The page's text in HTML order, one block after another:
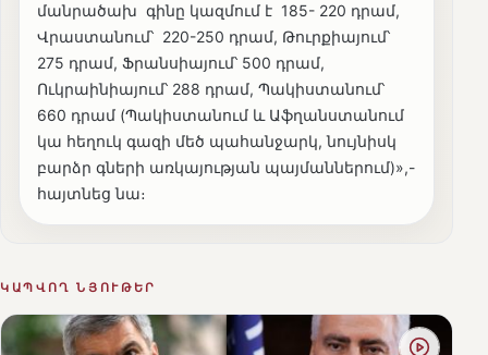
մանրածախ գինը կազմում է 185- 220 դրամ,
Վրաստանում՝ 220-250 դրամ, Թուրքիայում՝
275 դրամ, Ֆրանսիայում՝ 500 դրամ,
Ուկրաինիայում՝ 288 դրամ, Պակիստանում՝
660 դրամ (Պակիստանում և Աֆղանստանում
կա հեղուկ գազի մեծ պահանջարկ, նույնիսկ
բարձր գների առկայության պայմաններում)»,-
հայտնեց նա։
ԿԱՊՎՈՂ ՆՅՈՒԹԵՐ